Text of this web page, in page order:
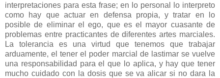
interpretaciones para esta frase; en lo personal lo interpreto
como hay que actuar en defensa propia, y tratar en lo
posible de eliminar el ego, que es el mayor cuasante de
problemas entre practicantes de diferentes artes marciales.
La tolerancia es una virtud que tenemos que trabajar
arduamente, el tener el poder marcial de lastimar se vuelve
una responsabilidad para el que lo aplica, y hay que tener
mucho cuidado con la dosis que se va alicar si no dara la